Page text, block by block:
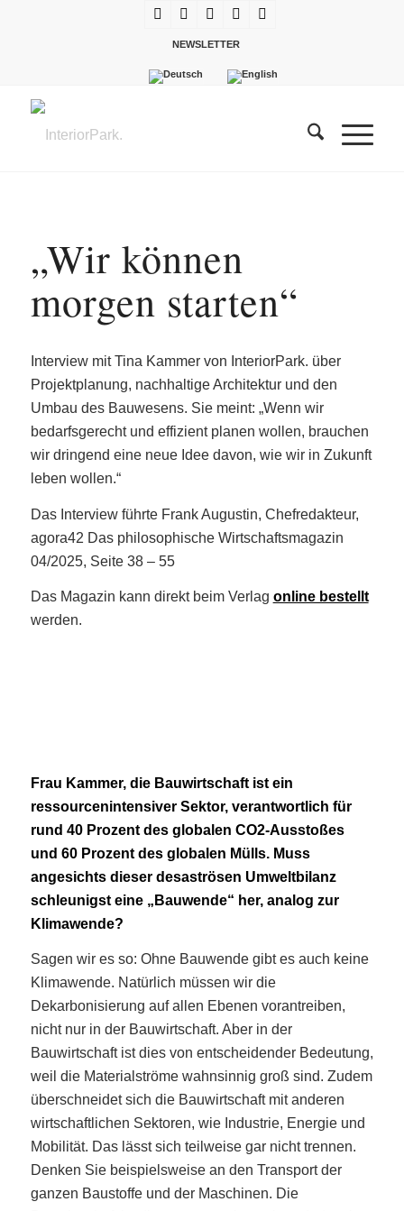
NEWSLETTER
„Wir können
morgen starten“
Interview mit Tina Kammer von InteriorPark. über
Projektplanung, nachhaltige Architektur und den
Umbau des Bauwesens. Sie meint: „Wenn wir
bedarfsgerecht und effizient planen wollen, brauchen
wir dringend eine neue Idee davon, wie wir in Zukunft
leben wollen.“
Das Interview führte Frank Augustin, Chefredakteur,
agora42 Das philosophische Wirtschaftsmagazin
04/2025, Seite 38 – 55
Das Magazin kann direkt beim Verlag online bestellt
werden.
Frau Kammer, die Bauwirtschaft ist ein
ressourcenintensiver Sektor, verantwortlich für
rund 40 Prozent des globalen CO2-Ausstoßes
und 60 Prozent des globalen Mülls. Muss
angesichts dieser desaströsen Umweltbilanz
schleunigst eine „Bauwende“ her, analog zur
Klimawende?
Sagen wir es so: Ohne Bauwende gibt es auch keine
Klimawende. Natürlich müssen wir die
Dekarbonisierung auf allen Ebenen vorantreiben,
nicht nur in der Bauwirtschaft. Aber in der
Bauwirtschaft ist dies von entscheidender Bedeutung,
weil die Materialströme wahnsinnig groß sind. Zudem
überschneidet sich die Bauwirtschaft mit anderen
wirtschaftlichen Sektoren, wie Industrie, Energie und
Mobilität. Das lässt sich teilweise gar nicht trennen.
Denken Sie beispielsweise an den Transport der
ganzen Baustoffe und der Maschinen. Die